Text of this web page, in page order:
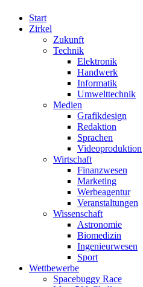
Start
Zirkel
Zukunft
Technik
Elektronik
Handwerk
Informatik
Umwelttechnik
Medien
Grafikdesign
Redaktion
Sprachen
Videoproduktion
Wirtschaft
Finanzwesen
Marketing
Werbeagentur
Veranstaltungen
Wissenschaft
Astronomie
Biomedizin
Ingenieurwesen
Sport
Wettbewerbe
Spacebuggy Race